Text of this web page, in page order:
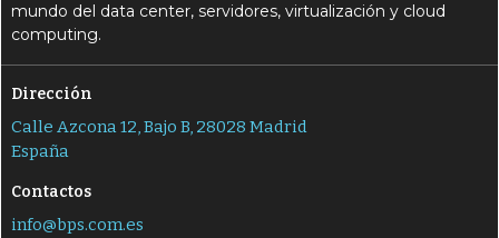
mundo del data center, servidores, virtualización y cloud
computing.
Dirección
Calle Azcona 12, Bajo B, 28028 Madrid
España
Contactos
info@bps.com.es